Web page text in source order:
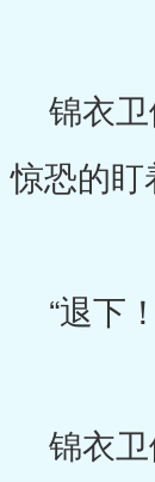
锦衣卫
惊恐的盯
“退下
锦衣卫